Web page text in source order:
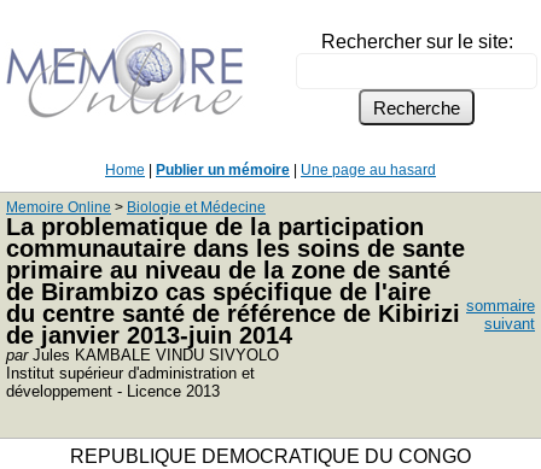
Rechercher sur le site:
Home Publier un mémoire Une page au hasard
Memoire Online > Biologie et Médecine
La problematique de la participation
communautaire dans les soins de sante
primaire au niveau de la zone de santé
de Birambizo cas spécifique de l'aire
du centre santé de référence de Kibirizi
de janvier 2013-juin 2014
parJules KAMBALE VINDU SIVYOLO
Institut supérieur d'administration et
développement - Licence 2013
sommaire
suivant
REPUBLIQUE DEMOCRATIQUE DU CONGO